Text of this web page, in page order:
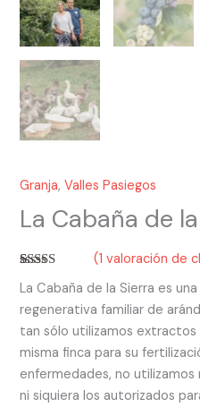
Granja,Valles Pasiegos
La Cabaña de
con5.00de
5 en base a
valoración
de un
(1 valoración de
La Cabaña de la Sierra es
regenerativa familiar de
tan sólo utilizamos extractos
misma finca para su
enfermedades, no
ni siquiera los autorizados